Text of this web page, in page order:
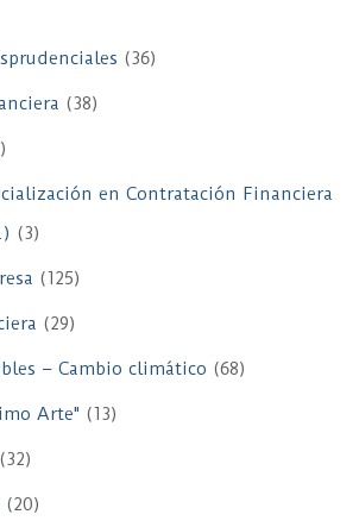
(36)
(38)
en Contratación Financiera
(3)
(125)
(29)
– Cambio climático (68)
Arte" (13)
(32)
(20)